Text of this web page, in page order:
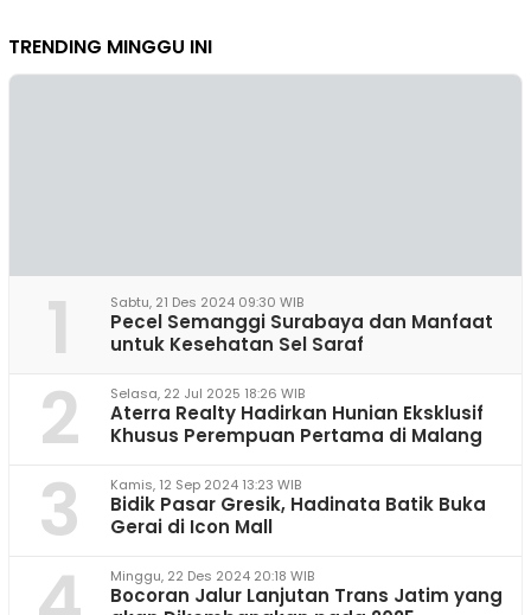
TRENDING MINGGU INI
1 Sabtu, 21 Des 2024 09:30 WIB
Pecel Semanggi Surabaya dan Manfaat
untuk Kesehatan Sel Saraf
2 Selasa, 22 Jul 2025 18:26 WIB
Aterra Realty Hadirkan Hunian Eksklusif
Khusus Perempuan Pertama di Malang
3 Kamis, 12 Sep 2024 13:23 WIB
Bidik Pasar Gresik, Hadinata Batik Buka
Gerai di Icon Mall
Minggu, 22 Des 2024 20:18 WIB
Bocoran Jalur Lanjutan Trans Jatim yang